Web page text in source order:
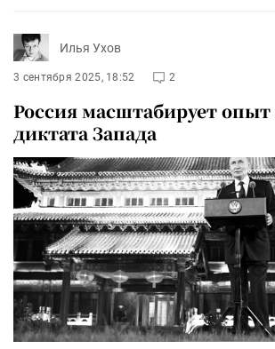
Илья Ухов
3 сентября 2025, 18:52 2
Россия масштабирует
диктата Запада